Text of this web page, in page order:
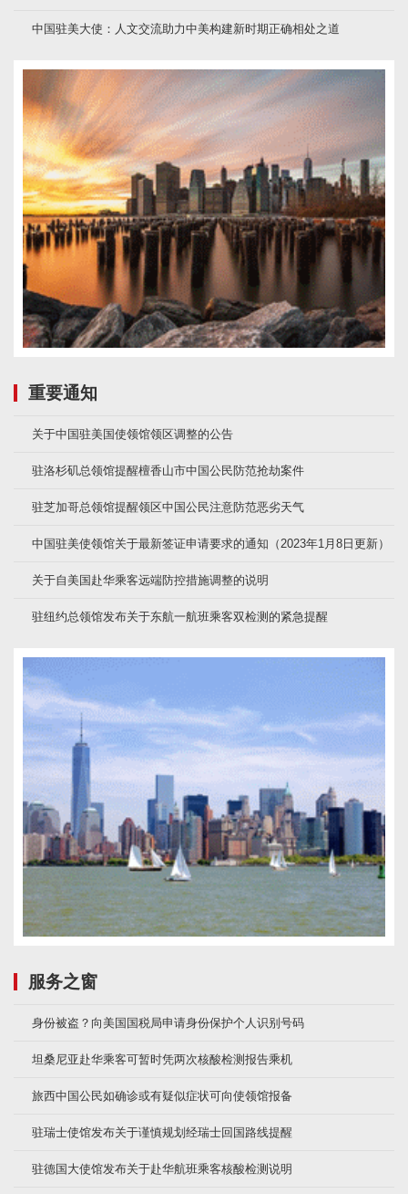
中国驻美大使：人文交流助力中美构建新时期正确相处之道
重要通知
关于中国驻美国使领馆领区调整的公告
驻洛杉矶总领馆提醒檀香山市中国公民防范抢劫案件
驻芝加哥总领馆提醒领区中国公民注意防范恶劣天气
中国驻美使领馆关于最新签证申请要求的通知（2023年1月8日更新）
关于自美国赴华乘客远端防控措施调整的说明
驻纽约总领馆发布关于东航一航班乘客双检测的紧急提醒
服务之窗
身份被盗？向美国国税局申请身份保护个人识别号码
坦桑尼亚赴华乘客可暂时凭两次核酸检测报告乘机
旅西中国公民如确诊或有疑似症状可向使领馆报备
驻瑞士使馆发布关于谨慎规划经瑞士回国路线提醒
驻德国大使馆发布关于赴华航班乘客核酸检测说明